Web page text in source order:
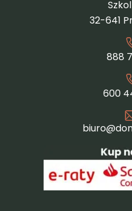
32-641
888
600